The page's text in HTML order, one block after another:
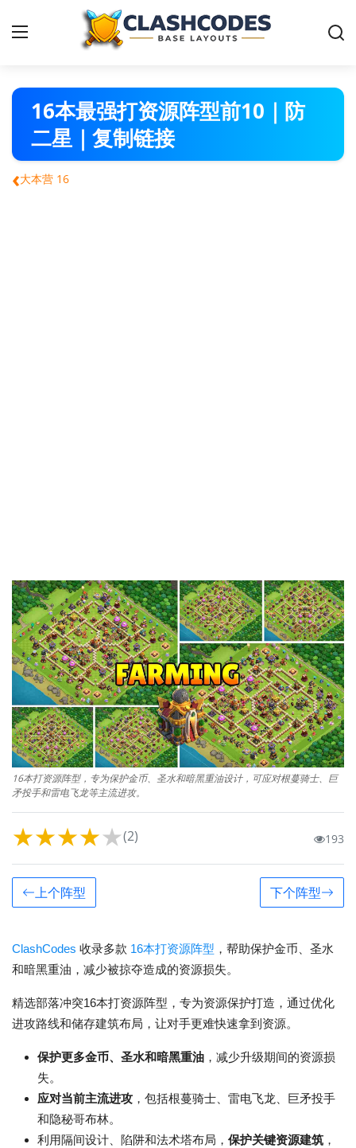
部落冲突阵型
简体中文
16本最强打资源阵型前10｜防
二星｜复制链接
‹大本营 16
16本打资源阵型，专为保护金币、圣水和暗黑重油设计，可应对根蔓骑士、巨
矛投手和雷电飞龙等主流进攻。
★★★★★(2) 193
上个阵型 下个阵型
ClashCodes 收录多款 16本打资源阵型 ，帮助保护金币、圣水
和暗黑重油，减少被掠夺造成的资源损失。
精选部落冲突16本打资源阵型，专为资源保护打造，通过优化
进攻路线和储存建筑布局，让对手更难快速拿到资源。
保护更多金币、圣水和暗黑重油 ，减少升级期间的资源损
失。
应对当前主流进攻 ，包括根蔓骑士、雷电飞龙、巨矛投手
和隐秘哥布林。
利用隔间设计、陷阱和法术塔布局， 保护关键资源建筑 ，